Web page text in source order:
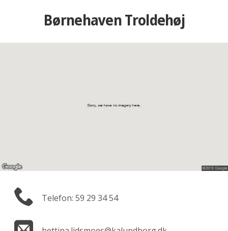
Børnehaven Troldehøj
Telefon: 59 29 34 54